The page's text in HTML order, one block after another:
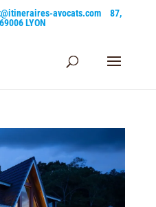
avocats.com
87,
LYON